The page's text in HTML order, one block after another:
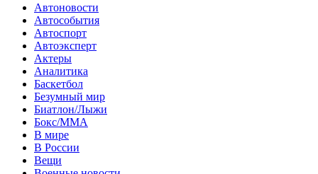
Автоновости
Автособытия
Автоспорт
Автоэксперт
Актеры
Аналитика
Баскетбол
Безумный мир
Биатлон/Лыжи
Бокс/MMA
В мире
В России
Вещи